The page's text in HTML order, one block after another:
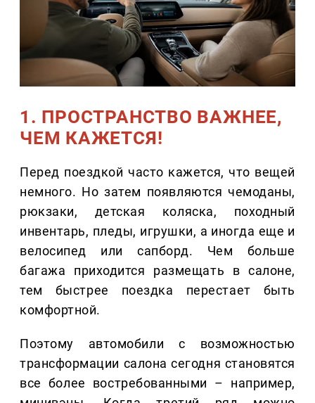
1. ПРОСТРАНСТВО ВАЖНЕЕ,
ЧЕМ КАЖЕТСЯ!
Перед поездкой часто кажется, что вещей
немного. Но затем появляются чемоданы,
рюкзаки, детская коляска, походный
инвентарь, пледы, игрушки, а иногда еще и
велосипед или сапборд. Чем больше
багажа приходится размещать в салоне,
тем быстрее поездка перестает быть
комфортной.
Поэтому автомобили с возможностью
трансформации салона сегодня становятся
все более востребованными – например,